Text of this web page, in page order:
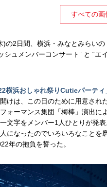
すべての画
の2日間、横浜・みなとみらい
シュメンバーコンサート” と “
横浜おしゃれ祭りCutieパーティ
けは、この日のために用意され
ォーマンス集団「梅棒」演出に
⽂字をメンバー1⼈ひとりが発
になったのでいろいろなことを
年の抱負を誓った。